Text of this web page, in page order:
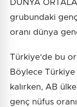
DÜNYA
grubundaki
oranı dünya
Türkiye'de bu
Böylece Türkiye
kalırken, AB
genç nüfus